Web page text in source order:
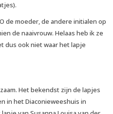
de moeder, de andere initialen op
de naaivrouw. Helaas heb ik ze
dus ook niet waar het lapje
Het bekendst zijn de lapjes
in het Diaconieweeshuis in